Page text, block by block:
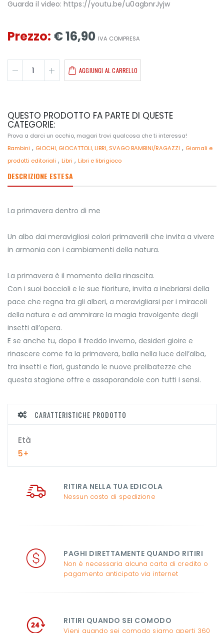
Guarda il video: https://youtu.be/u0agbnrJyjw
Prezzo: € 16,90 IVA COMPRESA
AGGIUNGI AL CARRELLO
QUESTO PRODOTTO FA PARTE DI QUESTE
CATEGORIE:
Prova a darci un occhio, magari trovi qualcosa che ti interessa!
Bambini , GIOCHI, GIOCATTOLI, LIBRI, SVAGO BAMBINI/RAGAZZI , Giornali e
prodotti editoriali , Libri , Libri e librigioco
DESCRIZIONE ESTESA
La primavera dentro di me
Un albo dai meravigliosi colori primaverili che invita a vivere
in armonia con i cambiamenti della natura.
La primavera è il momento della rinascita.
Con i suoi boccioli e le sue fioriture, invita a inebriarsi della
pace che regna tra gli alberi, a meravigliarsi per i miracoli
della natura e ad ammirare la magia travolgente degli
insetti all’opera.
E se anche tu, dopo il freddo inverno, desideri gioire e
rinascere come fa la primavera, balla nella luce dell’alba,
tra insetti e fiori, gustando le nuove prelibatezze che
questa stagione offre e assaporandole con tutti i sensi.
CARATTERISTICHE PRODOTTO
Età
5+
RITIRA NELLA TUA EDICOLA
Nessun costo di spedizione
PAGHI DIRETTAMENTE QUANDO RITIRI
Non è necessaria alcuna carta di credito o
pagamento anticipato via internet
RITIRI QUANDO SEI COMODO
Vieni quando sei comodo siamo aperti 360